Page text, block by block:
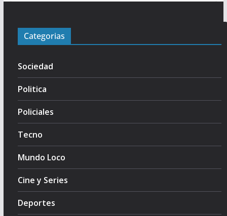
Categorias
Sociedad
Politica
Policiales
Tecno
Mundo Loco
Cine y Series
Deportes